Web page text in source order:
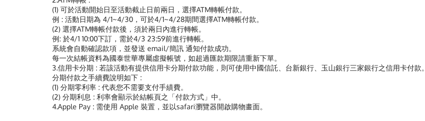
(1) 可於活動開始日至活動截止日前兩日，選擇ATM轉帳付款。
例 : 活動日期為 4/1~4/30，可於4/1~4/28期間選擇ATM轉帳付款。
(2) 選擇ATM轉帳付款後，須於兩日內進行轉帳。
例: 於4/1 10:00下訂，需於4/3 23:59前進行轉帳。
系統會自動確認款項，並發送 email/簡訊 通知付款成功。
每一次結帳資料為國泰世華專屬虛擬帳號，如超過匯款期限請重新下單。
3.信用卡分期 : 若該活動有提供信用卡分期付款功能，則可使用中國信託、台新銀行、玉山銀行三家銀行之信用卡付款。
分期付款之手續費說明如下 :
(1) 分期零利率 : 代表您不需要支付手績費。
(2) 分期利息 : 利率會顯示於結帳頁之「付款方式」中。
4.Apple Pay : 需使用 Apple 裝置，並以safari瀏覽器開啟購物畫面。